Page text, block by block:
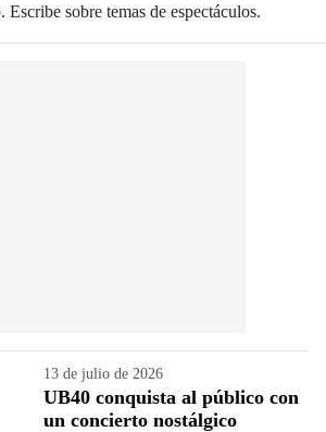
Escribe sobre temas de espectáculos.
13 de julio de 2026
UB40 conquista al público con
un concierto nostálgico